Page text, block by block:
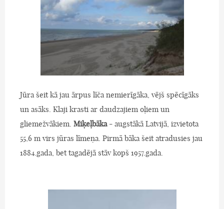
Jūra šeit kā jau ārpus līča nemierīgāka, vējš spēcīgāks
un asāks. Klaji krasti ar daudzajiem oļiem un
gliemežvākiem. Miķeļbāka - augstākā Latvijā, izvietota
55,6 m virs jūras līmeņa. Pirmā bāka šeit atradusies jau
1884.gada, bet tagadējā stāv kopš 1957.gada.